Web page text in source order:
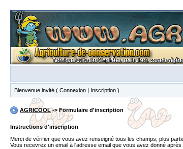
Bienvenue invité ( Connexion | Inscription )
AGRICOOL-> Formulaire d'inscription
Instructions d'inscription
Merci de vérifier que vous avez renseigné tous les champs, plus
Vous recevrez un email à l'adresse email que vous avez donné